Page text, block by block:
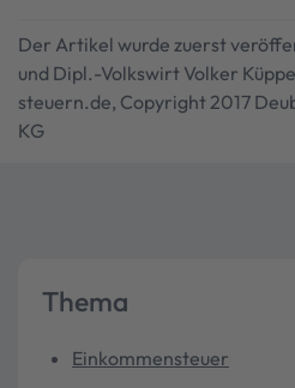
Der Artikel wurde zuerst
und Dipl.-Volkswirt Volker
steuern.de, Copyright 2017
KG
Thema
Einkommensteuer